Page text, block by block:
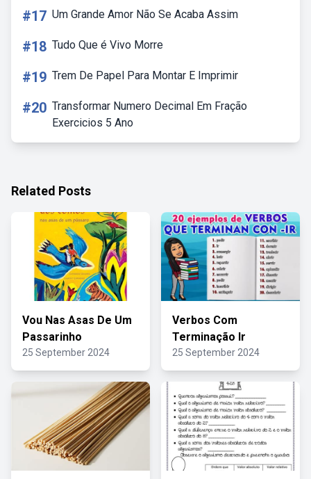
#17 Um Grande Amor Não Se Acaba Assim
#18 Tudo Que é Vivo Morre
#19 Trem De Papel Para Montar E Imprimir
#20 Transformar Numero Decimal Em Fração
Exercicios 5 Ano
Related Posts
Vou Nas Asas De Um
Passarinho
25 September 2024
Verbos Com
Terminação Ir
25 September 2024